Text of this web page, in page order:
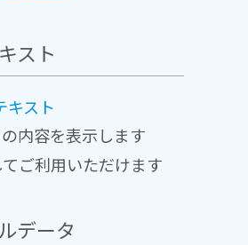
スト
キスト
内容を表示します
ご利用いただけます
データ